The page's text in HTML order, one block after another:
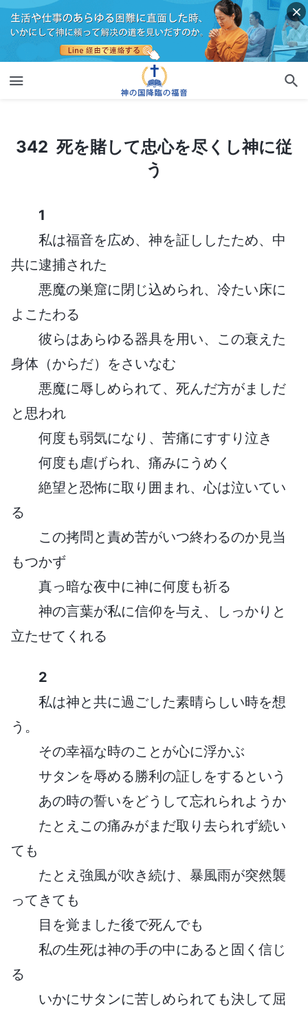
342 死を賭して忠心を尽くし神に従う
342 死を賭して忠心を尽くし神に従
う
1
私は福音を広め、神を証ししたため、中
共に逮捕された
悪魔の巣窟に閉じ込められ、冷たい床に
よこたわる
彼らはあらゆる器具を用い、この衰えた
身体（からだ）をさいなむ
悪魔に辱しめられて、死んだ方がましだ
と思われ
何度も弱気になり、苦痛にすすり泣き
何度も虐げられ、痛みにうめく
絶望と恐怖に取り囲まれ、心は泣いてい
る
この拷問と責め苦がいつ終わるのか見当
もつかず
真っ暗な夜中に神に何度も祈る
神の言葉が私に信仰を与え、しっかりと
立たせてくれる
2
私は神と共に過ごした素晴らしい時を想
う。
その幸福な時のことが心に浮かぶ
サタンを辱める勝利の証しをするという
あの時の誓いをどうして忘れられようか
たとえこの痛みがまだ取り去られず続い
ても
たとえ強風が吹き続け、暴風雨が突然襲
ってきても
目を覚ました後で死んでも
私の生死は神の手の中にあると固く信じ
る
いかにサタンに苦しめられても決して屈